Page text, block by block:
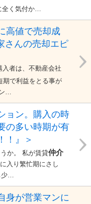
く気付か…
高値で売却成
さんの売却エピ
入者は、不動産会社
期で利益をとる事が
…
ョン。購入の時
の多い時期が有
！』＞
か。 私が賃貸仲介
入り繁忙期にさし
…
身が営業マンに